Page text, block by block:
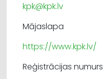
kpk@kpk.lv
Mājaslapa
https://www.kpk.lv/
Reģistrācijas numurs